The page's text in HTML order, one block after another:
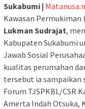
Sukabumi |
Kawasan Permukiman
Lukman Sudrajat,
Kabupaten Sukabumi
Jawab Sosial
kualitas perumahan
tersebut ia sampaikan
Forum TJSPKBL/CSR
Amerta Indah Otsuka,